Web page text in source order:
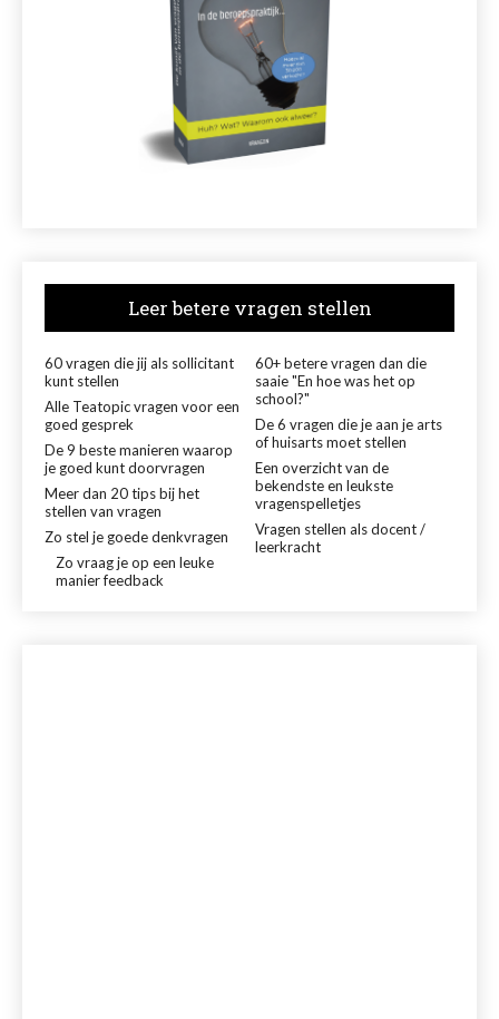
Leer betere vragen stellen
60 vragen die jij als sollicitant
kunt stellen
60+ betere vragen dan die
saaie "En hoe was het op
school?"
Alle Teatopic vragen voor een
goed gesprek
De 6 vragen die je aan je arts
of huisarts moet stellen
De 9 beste manieren waarop
je goed kunt doorvragen
Een overzicht van de
bekendste en leukste
vragenspelletjes
Meer dan 20 tips bij het
stellen van vragen
Vragen stellen als docent /
leerkracht
Zo stel je goede denkvragen
Zo vraag je op een leuke
manier feedback